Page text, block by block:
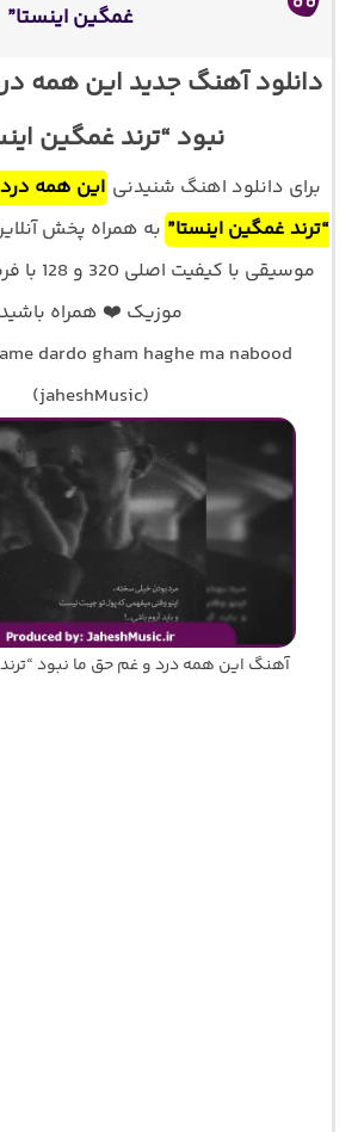
غمگین اینستا”
دانلود آهنگ جدید این همه
نبود “ترند غمگین
برای دانلود اهنگ شنیدنی این همه
“ترند غمگین اینستا” به همراه پخش
موزیک ❤️ همراه باشید
dardo gham haghe ma nabood
(jaheshMusic)
آهنگ این همه درد و غم حق ما نبود